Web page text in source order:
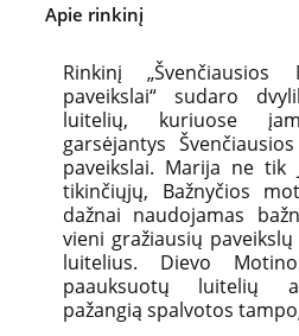
Apie rinkinį
Rinkinį „Švenčiausios
paveikslai“ sudaro
luitelių, kuriuose
garsėjantys
paveikslai. Marija ne tik
tikinčiųjų, Bažnyčios
dažnai naudojamas
vieni gražiausių
luitelius. Dievo
paauksuotų luitelių
pažangią spalvotos